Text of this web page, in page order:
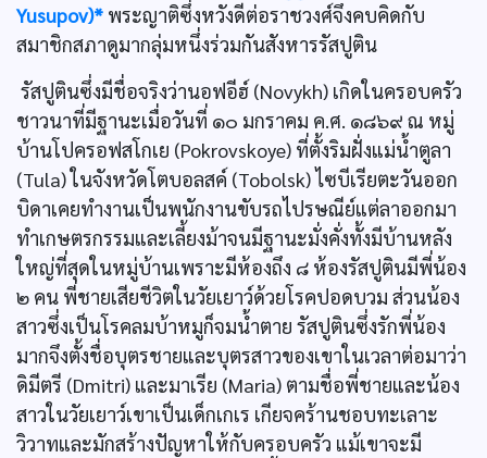
Yusupov)* พระญาติซึ่งหวังดีต่อราชวงศ์จึงคบคิดกับ
สมาชิกสภาดูมากลุ่มหนึ่งร่วมกันสังหารรัสปูติน
รัสปูตินซึ่งมีชื่อจริงว่านอฟอีฮ์ (Novykh) เกิดในครอบครัว
ชาวนาที่มีฐานะเมื่อวันที่ ๑๐ มกราคม ค.ศ. ๑๘๖๙ ณ หมู่
บ้านโปครอฟสโกเย (Pokrovskoye) ที่ตั้งริมฝั่งแม่นํ้าตูลา
(Tula) ในจังหวัดโตบอลสค์ (Tobolsk) ไซบีเรียตะวันออก
บิดาเคยทำงานเป็นพนักงานขับรถไปรษณีย์แต่ลาออกมา
ทำเกษตรกรรมและเลี้ยงม้าจนมีฐานะมั่งคั่งทั้งมีบ้านหลัง
ใหญ่ที่สุดในหมู่บ้านเพราะมีห้องถึง ๘ ห้องรัสปูตินมีพี่น้อง
๒ คน พี่ชายเสียชีวิตในวัยเยาว์ด้วยโรคปอดบวม ส่วนน้อง
สาวซึ่งเป็นโรคลมบ้าหมูก็จมนํ้าตาย รัสปูตินซึ่งรักพี่น้อง
มากจึงตั้งชื่อบุตรชายและบุตรสาวของเขาในเวลาต่อมาว่า
ดิมีตรี (Dmitri) และมาเรีย (Maria) ตามชื่อพี่ชายและน้อง
สาวในวัยเยาว์เขาเป็นเด็กเกเร เกียจคร้านชอบทะเลาะ
วิวาทและมักสร้างปัญหาให้กับครอบครัว แม้เขาจะมี